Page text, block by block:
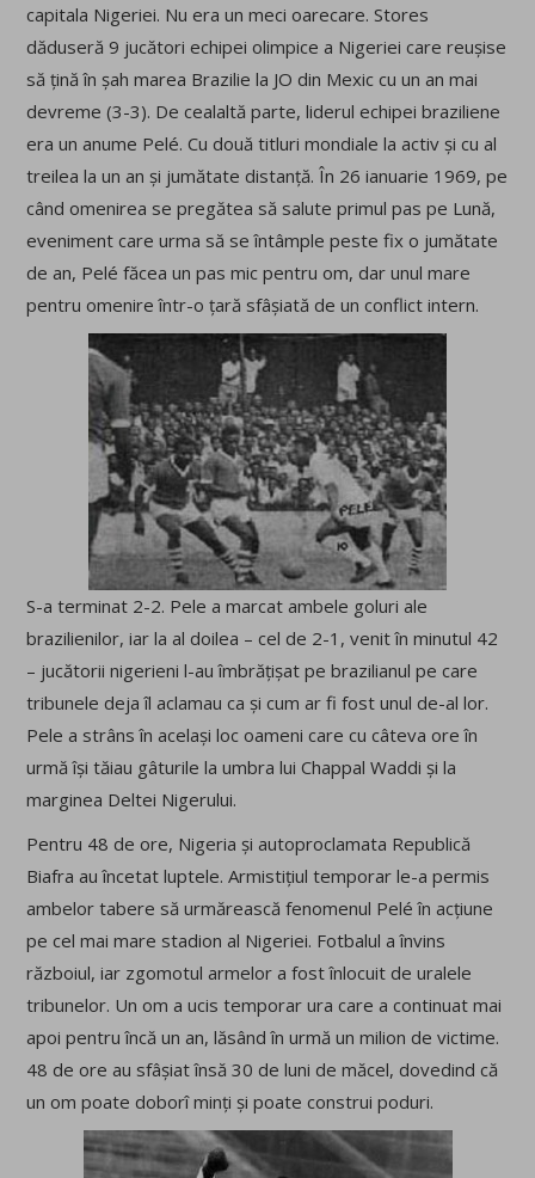
capitala Nigeriei. Nu era un meci oarecare. Stores
dăduseră 9 jucători echipei olimpice a Nigeriei care reușise
să țină în șah marea Brazilie la JO din Mexic cu un an mai
devreme (3-3). De cealaltă parte, liderul echipei braziliene
era un anume Pelé. Cu două titluri mondiale la activ și cu al
treilea la un an și jumătate distanță. În 26 ianuarie 1969, pe
când omenirea se pregătea să salute primul pas pe Lună,
eveniment care urma să se întâmple peste fix o jumătate
de an, Pelé făcea un pas mic pentru om, dar unul mare
pentru omenire într-o țară sfâșiată de un conflict intern.
S-a terminat 2-2. Pele a marcat ambele goluri ale
brazilienilor, iar la al doilea – cel de 2-1, venit în minutul 42
– jucătorii nigerieni l-au îmbrățișat pe brazilianul pe care
tribunele deja îl aclamau ca și cum ar fi fost unul de-al lor.
Pele a strâns în același loc oameni care cu câteva ore în
urmă își tăiau gâturile la umbra lui Chappal Waddi și la
marginea Deltei Nigerului.
Pentru 48 de ore, Nigeria și autoproclamata Republică
Biafra au încetat luptele. Armistițiul temporar le-a permis
ambelor tabere să urmărească fenomenul Pelé în acțiune
pe cel mai mare stadion al Nigeriei. Fotbalul a învins
războiul, iar zgomotul armelor a fost înlocuit de uralele
tribunelor. Un om a ucis temporar ura care a continuat mai
apoi pentru încă un an, lăsând în urmă un milion de victime.
48 de ore au sfâșiat însă 30 de luni de măcel, dovedind că
un om poate doborî minți și poate construi poduri.